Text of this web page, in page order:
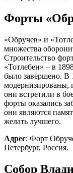
Форты
«Обручев» и
множества
Строительство
«Тотлебен» – в
было завершено. В
модернизированы,
они встретили в
форты оказались
они являются
желать лучшего.
Адрес: Форт
Петербург, Россия.
Собор